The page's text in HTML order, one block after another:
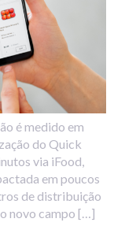
é medido em
do Quick
via iFood,
em poucos
de distribuição
novo campo […]